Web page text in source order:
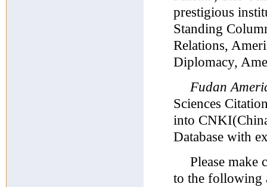
prestigious
Standing
Relations,
Diplomacy,
Fudan
Sciences
into
Database with
Please make
to the following